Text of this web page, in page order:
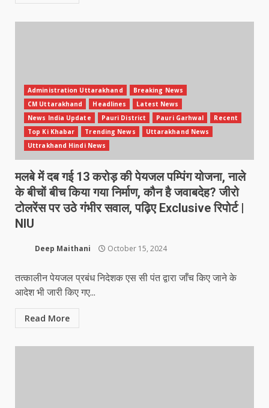
Administration Uttarakhand
Breaking News
CM Uttarakhand
Headlines
Latest News
News India Update
Pauri District Pauri Garhwal
Recent
Top Ki Khabar
Trending News
Uttarakhand News
Uttrakhand Hindi News
मलबे में दब गई 13 करोड़ की पेयजल पम्पिंग योजना, नाले
के बीचों बीच किया गया निर्माण, कौन है जवाबदेह? जीरो
टोलरेंस पर उठे गंभीर सवाल, पढ़िए Exclusive रिपोर्ट |
NIU
Deep Maithani October 15, 2024
तत्कालीन पेयजल प्रबंध निदेशक एस सी पंत द्वारा जाँच किए जाने के
आदेश भी जारी किए गए...
Read More